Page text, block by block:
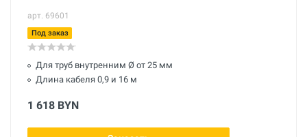
арт. 69601
Под заказ
Для труб внутренним Ø от 25 мм
Длина кабеля 0,9 и 16 м
1 618 BYN